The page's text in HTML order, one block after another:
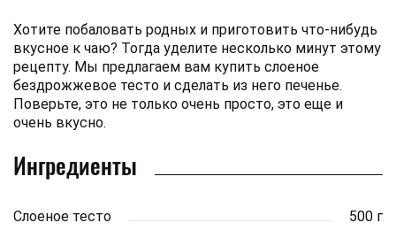
Хотите побаловать родных и приготовить что-нибудь
вкусное к чаю? Тогда уделите несколько минут этому
рецепту. Мы предлагаем вам купить слоеное
бездрожжевое тесто и сделать из него печенье.
Поверьте, это не только очень просто, это еще и
очень вкусно.
Ингредиенты
Слоеное тесто
500 г